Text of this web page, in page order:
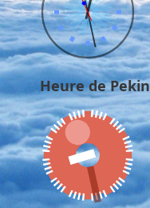
Heure de Pekin